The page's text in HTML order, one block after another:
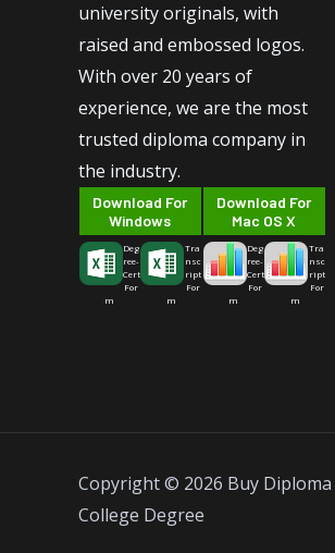
university originals, with
raised and embossed logos.
With over 20 years of
experience, we are the most
trusted diploma company in
the industry.
Download For
Windows
Deg
ree-
Cert
For
m
Tra
nsc
ript
For
m
Download For
Mac OS X
Deg
ree-
Cert
For
m
Tra
nsc
ript
For
m
Copyright © 2026 Buy
College Degree